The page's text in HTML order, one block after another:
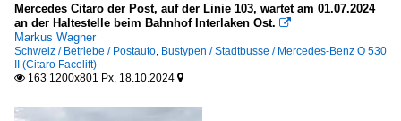
Mercedes Citaro der Post, auf der Linie 103, wartet am 01.07.2024
an der Haltestelle beim Bahnhof Interlaken Ost. 
Markus Wagner
Schweiz / Betriebe / Postauto, Bustypen / Stadtbusse / Mercedes-Benz O 530
II (Citaro Facelift)
 163 1200x801 Px, 18.10.2024 